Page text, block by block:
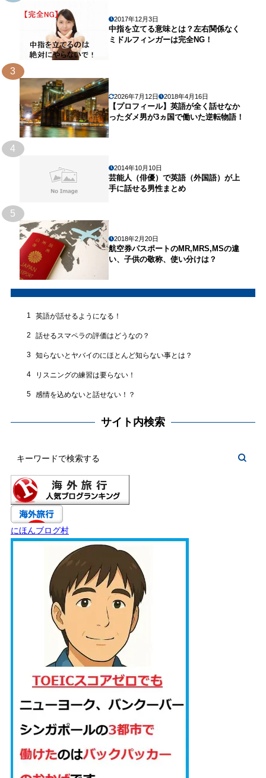
2017年12月3日
中指を立てる意味とは？左右関係なく
ミドルフィンガーは完全NG！
3
2026年7月12日 2018年4月16日
【プロフィール】英語が全く話せなか
ったダメ男が3ヵ国で働いた逆転物語！
4
2014年10月10日
芸能人（俳優）で英語（外国語）が上
手に話せる男性まとめ
5
2018年2月20日
航空券パスポートのMR,MRS,MSの違
い、子供の敬称、使い分けは？
1 英語が話せるようになる！
2 話せるスマペラの評価はどうなの？
3 知らないとヤバイのにほとんど知らない事とは？
4 リスニングの練習は要らない！
5 感情を込めないと話せない！？
サイト内検索
にほんブログ村